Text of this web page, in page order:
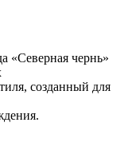
«Северная чернь»
созданный для